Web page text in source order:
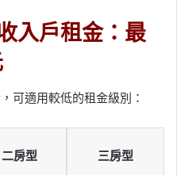
入戶租金：最
可適用較低的租金級別：
二房型 三房型